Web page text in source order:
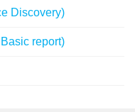
Discovery)
report)